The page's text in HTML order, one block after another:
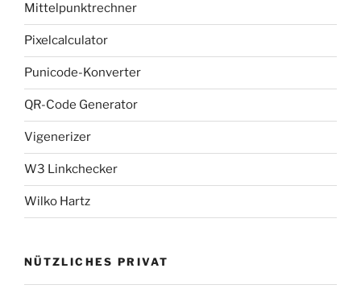
Mittelpunktrechner
Pixelcalculator
Punicode-Konverter
QR-Code Generator
Vigenerizer
W3 Linkchecker
Wilko Hartz
NÜTZLICHES PRIVAT